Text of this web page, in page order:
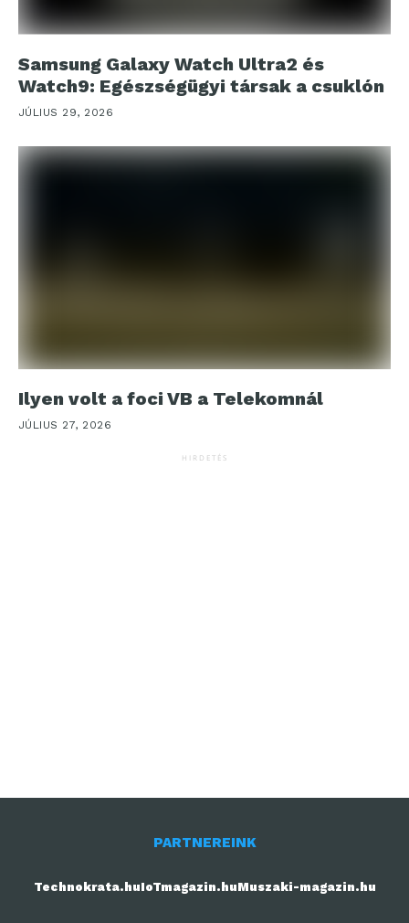
Samsung Galaxy Watch Ultra2 és
Watch9: Egészségügyi társak a csuklón
JÚLIUS 29, 2026
Ilyen volt a foci VB a Telekomnál
JÚLIUS 27, 2026
HIRDETÉS
PARTNEREINK
Technokrata.huIoTmagazin.huMuszaki-magazin.hu